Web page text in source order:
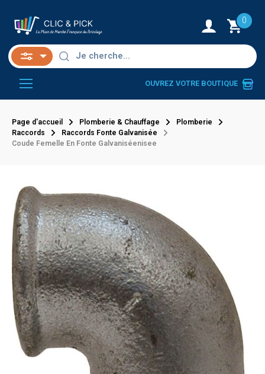
0
OUVREZ VOTRE BOUTIQUE
Page d'accueil Plomberie & Chauffage
Plomberie
Raccords
Raccords Fonte Galvanisée
Coude Femelle En Fonte Galvaniséenisee